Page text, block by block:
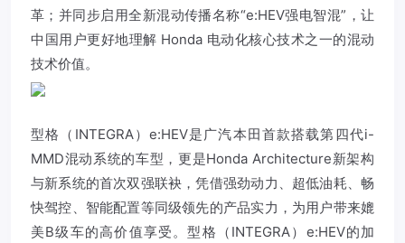
革；并同步启用全新混动传播名称“e:HEV强电智混”，让
中国用户更好地理解 Honda 电动化核心技术之一的混动
技术价值。
型格（INTEGRA）e:HEV是广汽本田首款搭载第四代i-
MMD混动系统的车型，更是Honda Architecture新架构
与新系统的首次双强联袂，凭借强劲动力、超低油耗、畅
快驾控、智能配置等同级领先的产品实力，为用户带来媲
美B级车的高价值享受。型格（INTEGRA）e:HEV的加